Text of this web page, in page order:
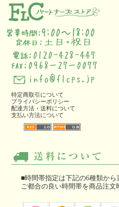
特定商取引について
プライバシーポリシー
配達方法・送料について
支払い方法について
■時間帯指定は下記の6種類から
ご都合の良い時間帯を商品注文